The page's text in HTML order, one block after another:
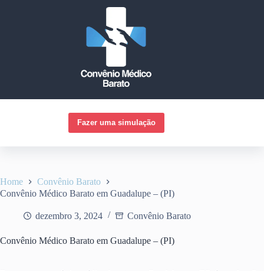
Fazer uma simulação
Home
Convênio Barato
Convênio Médico Barato em Guadalupe – (PI)
dezembro 3, 2024 Convênio Barato
Convênio Médico Barato em Guadalupe – (PI)